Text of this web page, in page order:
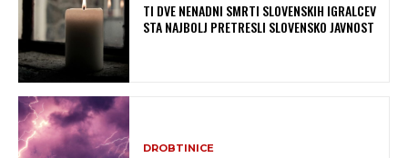
TI DVE NENADNI SMRTI SLOVENSKIH IGRALCEV
STA NAJBOLJ PRETRESLI SLOVENSKO JAVNOST
DROBTINICE